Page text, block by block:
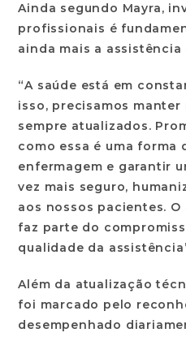
Ainda segundo Mayra,
profissionais é
ainda mais a
“A saúde está em
isso, precisamos
sempre atualizados.
como essa é uma forma
enfermagem e garantir
vez mais seguro,
aos nossos pacientes.
faz parte do
qualidade da
Além da atualização
foi marcado pelo
desempenhado